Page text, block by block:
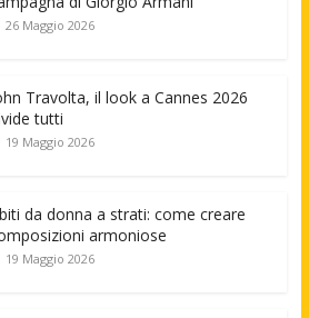
26 Maggio 2026
Travolta, il look a Cannes 2026
tutti
19 Maggio 2026
da donna a strati: come creare
armoniose
19 Maggio 2026